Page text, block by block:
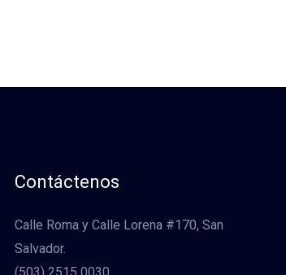
Contáctenos
Calle Roma y Calle Lorena #170, San
Salvador.